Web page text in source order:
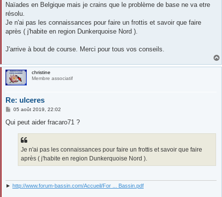
Naïades en Belgique mais je crains que le problème de base ne va etre
résolu.
Je n'ai pas les connaissances pour faire un frottis et savoir que faire
après ( j'habite en region Dunkerquoise Nord ).
J'arrive à bout de course. Merci pour tous vos conseils.
christine
Membre associatif
Re: ulceres
M
s
05 août 2019, 22:02
Qui peut aider fracaro71 ?
Je n'ai pas les connaissances pour faire un frottis et savoir que faire
après ( j'habite en region Dunkerquoise Nord ).
► http://www.forum-bassin.com/Accueil/For ... Bassin.pdf